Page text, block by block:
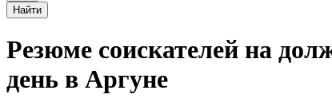
Найти
Резюме соискателей на
день в Аргуне